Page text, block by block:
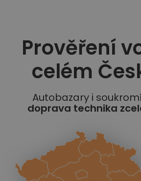
Prověření
celém
Autobazary i
doprava technika